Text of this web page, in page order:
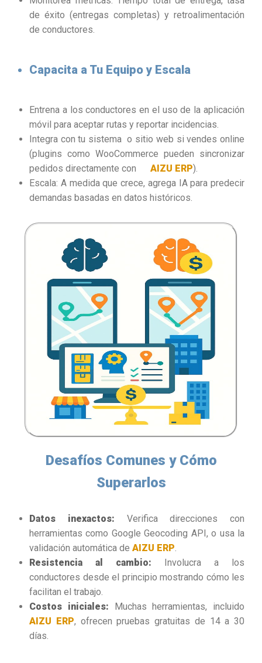
de éxito (entregas completas) y retroalimentación
de conductores.
Capacita a Tu Equipo y Escala
Entrena a los conductores en el uso de la aplicación
móvil para aceptar rutas y reportar incidencias.
Integra con tu sistema o sitio web si vendes online
(plugins como WooCommerce pueden sincronizar
pedidos directamente con AIZU ERP).
Escala: A medida que crece, agrega IA para predecir
demandas basadas en datos históricos.
Desafíos Comunes y Cómo
Superarlos
Datos inexactos: Verifica direcciones con
herramientas como Google Geocoding API, o usa la
validación automática de AIZU ERP.
Resistencia al cambio: Involucra a los
conductores desde el principio mostrando cómo les
facilitan el trabajo.
Costos iniciales:
Muchas herramientas, incluido
AIZU ERP, ofrecen pruebas gratuitas de 14 a 30
días.